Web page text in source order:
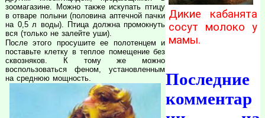
зоомагазине. Можно также искупать птицу
в отваре полыни (половина аптечной пачки
на 0,5 л воды). Птица должна промокнуть
вся (только не залейте уши).
После этого просушите ее полотенцем и
поставьте клетку в теплое помещение без
сквозняков. К тому же можно
воспользоваться феном, установленным
на среднюю мощность.
Дикие кабанята
сосут молоко у
мамы.
Последние
комментар